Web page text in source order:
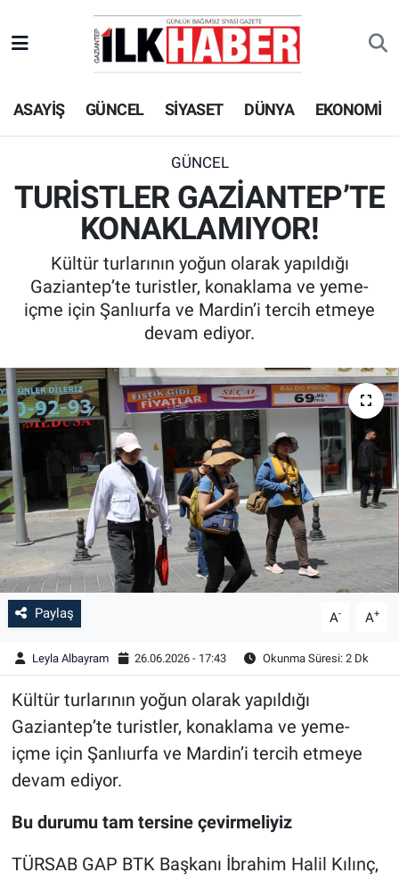
ASAYİŞ GÜNCEL SİYASET DÜNYA EKONOMİ
GÜNCEL
TURİSTLER GAZİANTEP’TE
KONAKLAMIYOR!
Kültür turlarının yoğun olarak yapıldığı
Gaziantep’te turistler, konaklama ve yeme-
içme için Şanlıurfa ve Mardin’i tercih etmeye
devam ediyor.
Paylaş A- A+
Leyla Albayram 26.06.2026 - 17:43 Okunma Süresi: 2 Dk
Kültür turlarının yoğun olarak yapıldığı
Gaziantep’te turistler, konaklama ve yeme-
içme için Şanlıurfa ve Mardin’i tercih etmeye
devam ediyor.
Bu durumu tam tersine çevirmeliyiz
TÜRSAB GAP BTK Başkanı İbrahim Halil Kılınç,
EKONOMİ
SİYASET
SPOR
ASAYİŞ
KÜLTÜR - SANAT
Beyoğlu Hava Durumu
Beyoğlu Trafik Yoğunluk Haritası
Süper Lig Puan Durumu ve Fikstür
Tüm Manşetler
Haber Arşivi